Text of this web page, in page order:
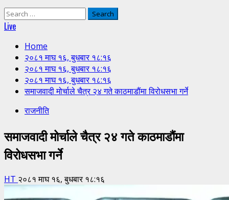
Search
for:
Live
Home
२०८१ माघ १६, बुधबार १८:१६
२०८१ माघ १६, बुधबार १८:१६
२०८१ माघ १६, बुधबार १८:१६
समाजवादी मोर्चाले चैत्र २४ गते काठमाडौंमा विरोधसभा गर्ने
राजनीति
समाजवादी मोर्चाले चैत्र २४ गते काठमाडौंमा
विरोधसभा गर्ने
HT २०८१ माघ १६, बुधबार १८:१६